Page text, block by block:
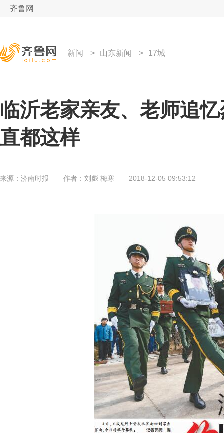
齐鲁网
新闻 > 山东新闻 > 17城
临沂老家亲友、老师追
直都这样
来源： 济南时报 作者： 刘彪 梅寒 2018-12-05 09:53:12